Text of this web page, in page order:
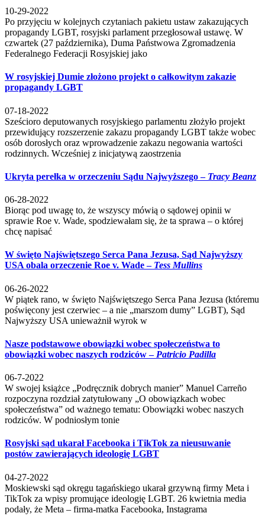
10-29-2022
Po przyjęciu w kolejnych czytaniach pakietu ustaw zakazujących
propagandy LGBT, rosyjski parlament przegłosował ustawę. W
czwartek (27 października), Duma Państwowa Zgromadzenia
Federalnego Federacji Rosyjskiej jako
W rosyjskiej Dumie złożono projekt o całkowitym zakazie
propagandy LGBT
07-18-2022
Sześcioro deputowanych rosyjskiego parlamentu złożyło projekt
przewidujący rozszerzenie zakazu propagandy LGBT także wobec
osób dorosłych oraz wprowadzenie zakazu negowania wartości
rodzinnych. Wcześniej z inicjatywą zaostrzenia
Ukryta perełka w orzeczeniu Sądu Najwyższego – Tracy Beanz
06-28-2022
Biorąc pod uwagę to, że wszyscy mówią o sądowej opinii w
sprawie Roe v. Wade, spodziewałam się, że ta sprawa – o której
chcę napisać
W święto Najświętszego Serca Pana Jezusa, Sąd Najwyższy
USA obala orzeczenie Roe v. Wade – Tess Mullins
06-26-2022
W piątek rano, w święto Najświętszego Serca Pana Jezusa (któremu
poświęcony jest czerwiec – a nie „marszom dumy” LGBT), Sąd
Najwyższy USA unieważnił wyrok w
Nasze podstawowe obowiązki wobec społeczeństwa to
obowiązki wobec naszych rodziców – Patricio Padilla
06-7-2022
W swojej książce „Podręcznik dobrych manier” Manuel Carreño
rozpoczyna rozdział zatytułowany „O obowiązkach wobec
społeczeństwa” od ważnego tematu: Obowiązki wobec naszych
rodziców. W podniosłym tonie
Rosyjski sąd ukarał Facebooka i TikTok za nieusuwanie
postów zawierających ideologię LGBT
04-27-2022
Moskiewski sąd okręgu tagańskiego ukarał grzywną firmy Meta i
TikTok za wpisy promujące ideologię LGBT. 26 kwietnia media
podały, że Meta – firma-matka Facebooka, Instagrama